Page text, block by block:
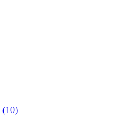
(10)